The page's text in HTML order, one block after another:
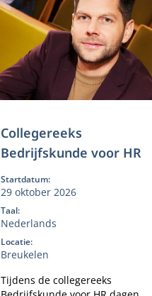
Collegereeks
Bedrijfskunde voor HR
Startdatum:
29 oktober 2026
Taal:
Nederlands
Locatie:
Breukelen
Tijdens de collegereeks